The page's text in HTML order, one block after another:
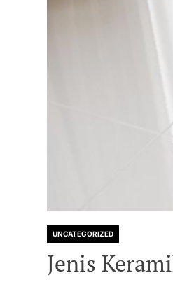
UNCATEGORIZED
Jenis